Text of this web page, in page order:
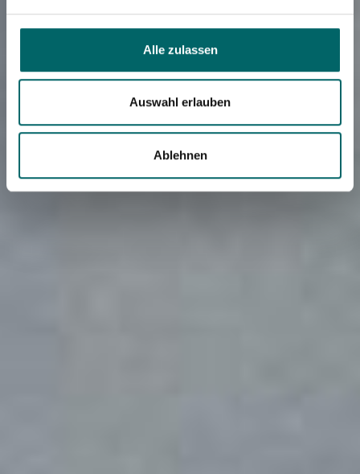
Alle zulassen
Auswahl erlauben
Ablehnen